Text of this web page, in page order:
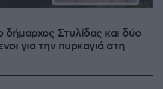
Στυλίδας και δύο
για την πυρκαγιά στη